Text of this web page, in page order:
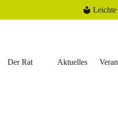
Leichte
Der Rat Aktuelles